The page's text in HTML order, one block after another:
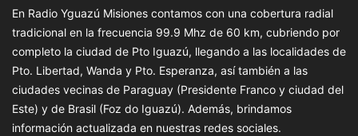
En Radio Yguazú Misiones contamos con una cobertura radial
tradicional en la frecuencia 99.9 Mhz de 60 km, cubriendo por
completo la ciudad de Pto Iguazú, llegando a las localidades de
Pto. Libertad, Wanda y Pto. Esperanza, así también a las
ciudades vecinas de Paraguay (Presidente Franco y ciudad del
Este) y de Brasil (Foz do Iguazú). Además, brindamos
información actualizada en nuestras redes sociales.